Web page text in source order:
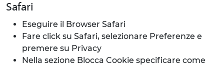
Safari
Eseguire il Browser Safari
Fare click su Safari, selezionare Preferenze e
premere su Privacy
Nella sezione Blocca Cookie specificare come